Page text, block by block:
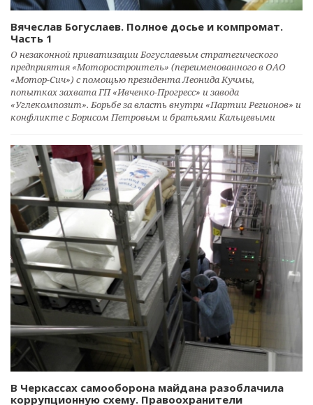
Вячеслав Богуслаев. Полное досье и компромат.
Часть 1
О незаконной приватизации Богуслаевым стратегического
предприятия «Моторостроитель» (переименованного в ОАО
«Мотор-Сич») с помощью президента Леонида Кучмы,
попытках захвата ГП «Ивченко-Прогресс» и завода
«Углекомпозит». Борьбе за власть внутри «Партии Регионов» и
конфликте с Борисом Петровым и братьями Кальцевыми
В Черкассах самооборона майдана разоблачила
коррупционную схему. Правоохранители